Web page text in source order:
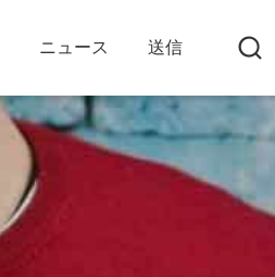
ニュース 送信